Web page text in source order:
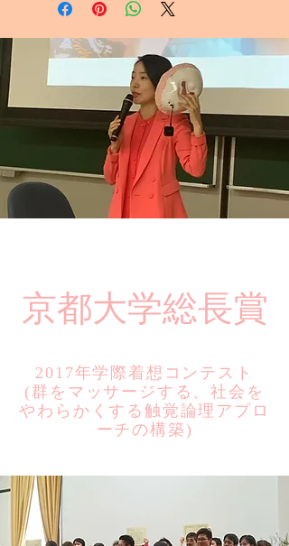
​京都大学総長賞
2017年学際着想コンテスト
​(群をマッサージする、社会を
やわらかくする触覚論理アプロ
ーチの構築)